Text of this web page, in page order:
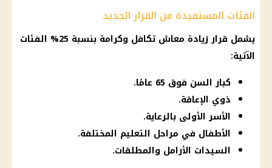
الفئات المستفيدة من القرار الجديد
يشمل قرار زيادة معاش تكافل وكرامة
بنسبة 25% الفئات
الآتية:
كبار السن فوق 65 عامًا.
ذوي الإعاقة.
الأسر الأولى بالرعاية.
الأطفال في مراحل التعليم المختلفة.
السيدات الأرامل والمطلقات.